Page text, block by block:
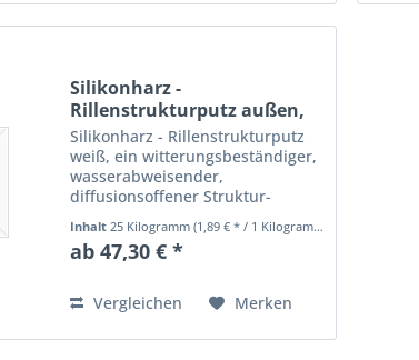
Silikonharz -
Rillenstrukturputz außen,
weiß
Silikonharz - Rillenstrukturputz
weiß, ein witterungsbeständiger,
wasserabweisender,
diffusionsoffener Struktur-
Additive) mit Abperl-und
Selbstreinigungseffekt für außen
und...
Inhalt 25 Kilogramm(1,89 € * / 1 Kilogramm)
ab 47,30 € *
Vergleichen Merken